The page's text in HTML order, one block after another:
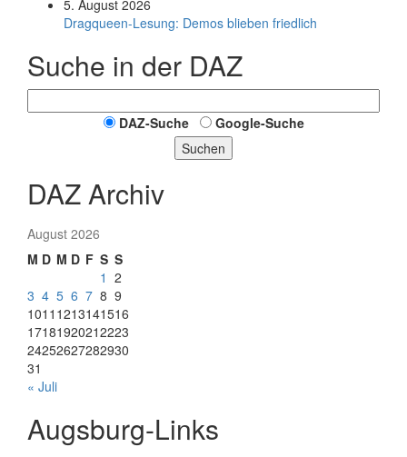
5. August 2026
Dragqueen-Lesung: Demos blieben friedlich
Suche in der DAZ
DAZ-Suche
Google-Suche
Suchen
DAZ Archiv
August 2026
M D M D F S S
1 2
3 4 5 6 7 8 9
1011 1213141516
17181920212223
24252627282930
31
« Juli
Augsburg-Links